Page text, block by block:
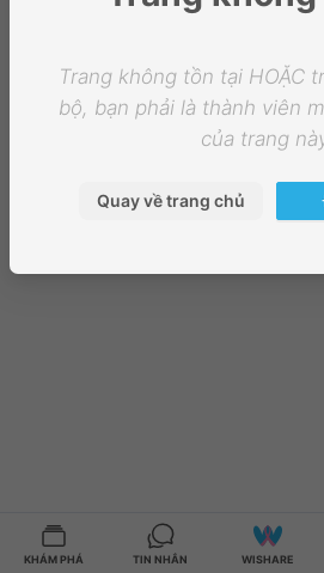
KHÁM PHÁ TIN NHẮN WISHARE
Trang không tồn tại HOẶC
bộ, bạn phải là thành viên
của trang
Quay về trang chủ